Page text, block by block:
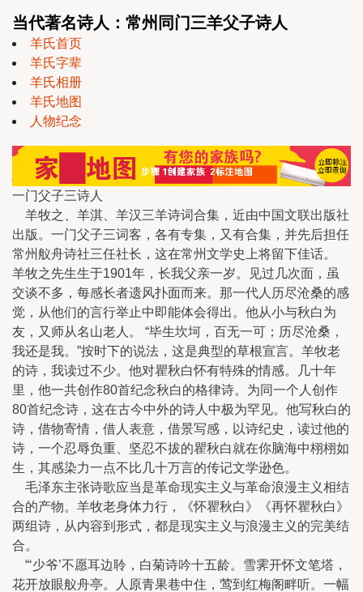
当代著名诗人：常州同门三羊父子诗人
羊氏首页
羊氏字辈
羊氏相册
羊氏地图
人物纪念
一门父子三诗人
羊牧之、羊淇、羊汉三羊诗词合集，近由中国文联出版社
出版。一门父子三词客，各有专集，又有合集，并先后担任
常州舣舟诗社三任社长，这在常州文学史上将留下佳话。
羊牧之先生生于1901年，长我父亲一岁。见过几次面，虽
交谈不多，每感长者遗风扑面而来。那一代人历尽沧桑的感
觉，从他们的言行举止中即能体会得出。他从小与秋白为
友，又师从名山老人。 “毕生坎坷，百无一可；历尽沧桑，
我还是我。”按时下的说法，这是典型的草根宣言。羊牧老
的诗，我读过不少。他对瞿秋白怀有特殊的情感。几十年
里，他一共创作80首纪念秋白的格律诗。为同一个人创作
80首纪念诗，这在古今中外的诗人中极为罕见。他写秋白的
诗，借物寄情，借人表意，借景写感，以诗纪史，读过他的
诗，一个忍辱负重、坚忍不拔的瞿秋白就在你脑海中栩栩如
生，其感染力一点不比几十万言的传记文学逊色。
毛泽东主张诗歌应当是革命现实主义与革命浪漫主义相结
合的产物。羊牧老身体力行，《怀瞿秋白》《再怀瞿秋白》
两组诗，从内容到形式，都是现实主义与浪漫主义的完美结
合。
“‘少爷’不愿耳边聆，白菊诗吟十五龄。雪霁开怀文笔塔，
花开放眼舣舟亭。人原青果巷中住，莺到红梅阁畔听。一幅